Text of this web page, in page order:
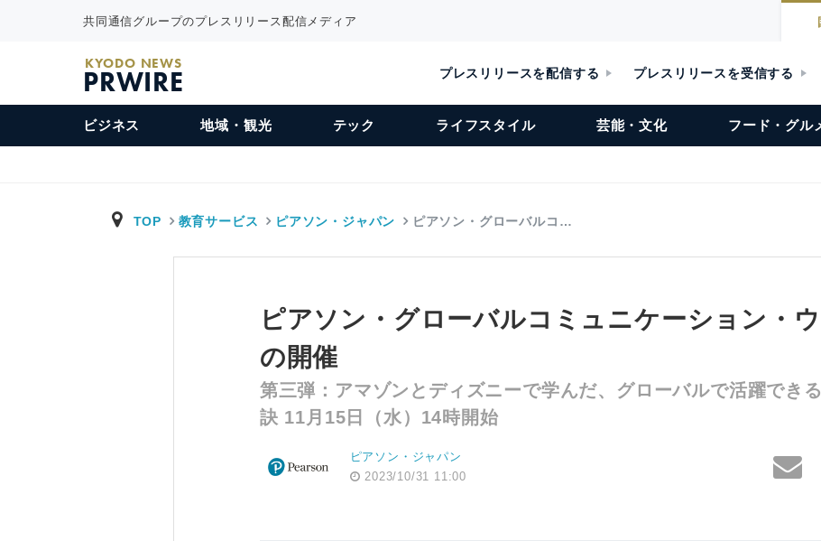
共同通信グループのプレスリリース配信メディア
KYODO NEWS
PRWIRE プレスリリースを配信する プレスリリースを受信する
ビジネス 地域・観光 テック ライフスタイル 芸能・文化 フード・グル
TOP 教育サービス ピアソン・ジャパン ピアソン・グローバルコ…
ピアソン・グローバルコミュニケーション・
の開催
第三弾：アマゾンとディズニーで学んだ、グローバルで活躍でき
訣 11月15日（水）14時開始
ピアソン・ジャパン
2023/10/31 11:00